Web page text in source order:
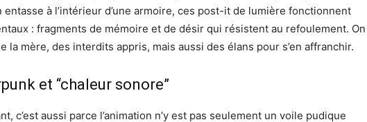
entasse à l’intérieur d’une armoire, ces post-it de lumière fonctionnent
: fragments de mémoire et de désir qui résistent au refoulement. On
la mère, des interdits appris, mais aussi des élans pour s’en affranchir.
et “chaleur sonore”
c’est aussi parce l’animation n’y est pas seulement un voile pudique